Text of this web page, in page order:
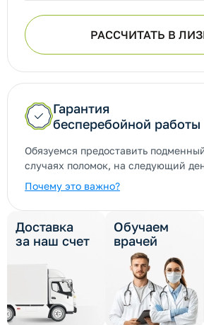
РАССЧИТАТЬ В
Гарантия
бесперебойной работы
Обязуемся предоставить
случаях поломок, на следующий
Почему это важно?
Доставка
за наш счет
Обучаем
врачей